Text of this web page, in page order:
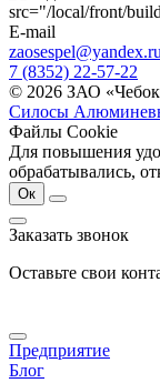
src="/local/front/
E-mail
zaosespel@yandex.ru
7 (8352) 22-57-22
© 2026 ЗАО
Силосы
Файлы Cookie
Для повышения
обрабатывались,
Ок
Заказать звонок
Оставьте свои
Предприятие
Блог